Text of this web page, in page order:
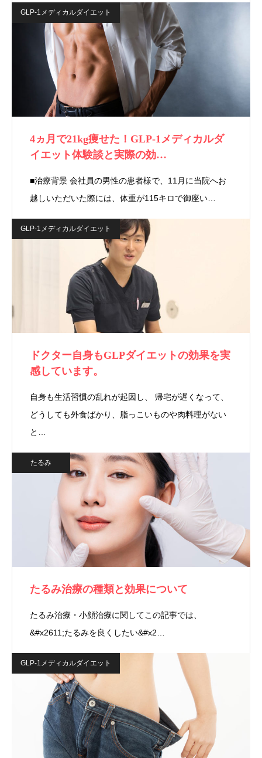
GLP-1メディカルダイエット
4ヵ月で21kg痩せた！GLP-1メディカルダ
イエット体験談と実際の効…
■治療背景 会社員の男性の患者様で、11月に当院へお
越しいただいた際には、体重が115キロで御座い…
GLP-1メディカルダイエット
ドクター自身もGLPダイエットの効果を実
感しています。
自身も生活習慣の乱れが起因し、 帰宅が遅くなって、
どうしても外食ばかり、脂っこいものや肉料理がない
と…
たるみ
たるみ治療の種類と効果について
たるみ治療・小顔治療に関してこの記事では、
&#x2611;たるみを良くしたい&#x2…
GLP-1メディカルダイエット